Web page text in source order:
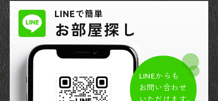
LINEで簡単
お部屋探し
LINEからも
お問い合わせ
いただけます。